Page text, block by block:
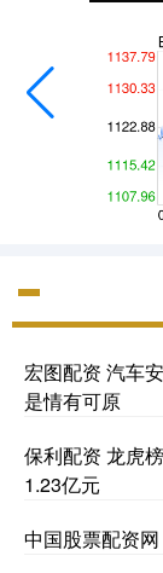
宏图配资 汽车
是情有可原
保利配资 龙虎
1.23亿元
中国股票配资